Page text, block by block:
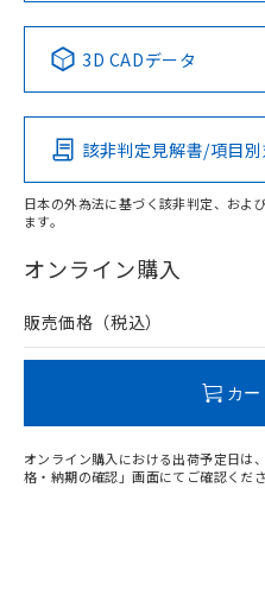
Pb Hg
O
在庫等で未対応品が混在す
問い合わせください。
Yes No
この製
その他の認証はこち
3D CADデータ
該非判定見解書/項目
日本の外為法に基づく該非判定、およ
ます。
オンライン購入
販売価格（税込）
カ
オンライン購入における出荷予定日は
格・納期の確認」画面にてご確認くださ